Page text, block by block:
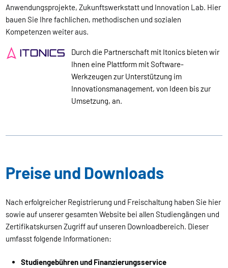
Anwendungsprojekte, Zukunftswerkstatt und Innovation Lab. Hier
bauen Sie Ihre fachlichen, methodischen und sozialen
Kompetenzen weiter aus.
Durch die Partnerschaft mit Itonics bieten wir
Ihnen eine Plattform mit Software-
Werkzeugen zur Unterstützung im
Innovationsmanagement, von Ideen bis zur
Umsetzung, an.
Preise und Downloads
Nach erfolgreicher Registrierung und Freischaltung haben Sie hier
sowie auf unserer gesamten Website bei allen Studiengängen und
Zertifikatskursen Zugriff auf unseren Downloadbereich. Dieser
umfasst folgende Informationen:
Studiengebühren und Finanzierungsservice